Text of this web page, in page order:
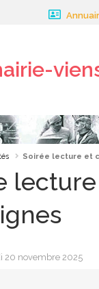
Soirée lecture et
20 novembre 2025
des cookies